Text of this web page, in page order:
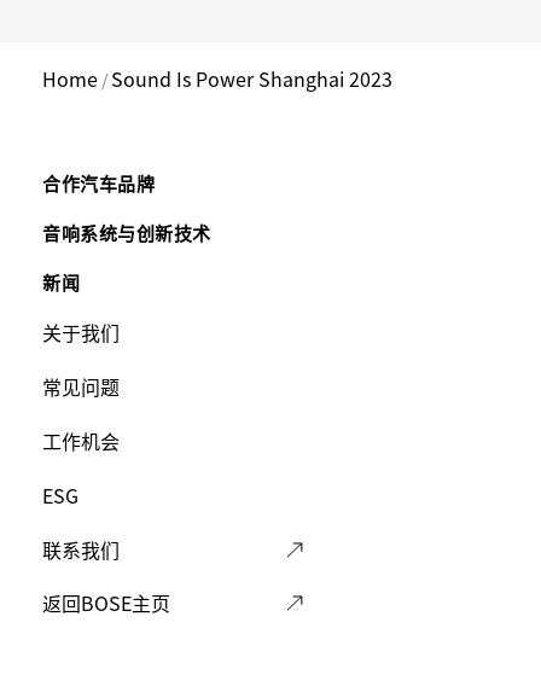
Home / Sound Is Power Shanghai 2023
Main
Footer
Menu
合作汽车品牌
音响系统与创新技术
新闻
Footer
Menu
关于我们
常见问题
工作机会
ESG
联系我们
返回BOSE主页